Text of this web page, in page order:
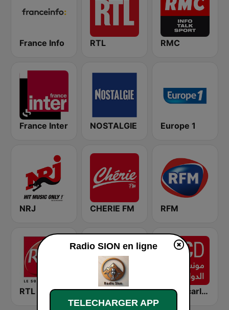
France Info RTL RMC
France Inter NOSTALGIE Europe 1
NRJ CHERIE FM RFM
RTL 2 RFI Monde Montecarlo al doualiya (مونت كارلو الدولية)
Radio SION en ligne
TELECHARGER APP